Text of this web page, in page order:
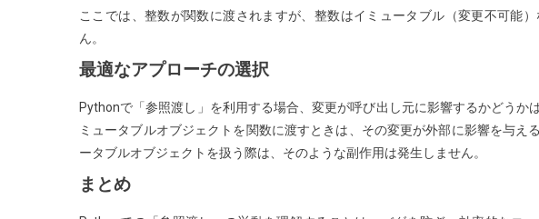
ここでは、整数が関数に渡されますが、整数はイミュータブル（変更不可能
ん。
最適なアプローチの選択
Pythonで「参照渡し」を利用する場合、変更が呼び出し元に影響するかどうか
ミュータブルオブジェクトを関数に渡すときは、その変更が外部に影響を与え
ータブルオブジェクトを扱う際は、そのような副作用は発生しません。
まとめ